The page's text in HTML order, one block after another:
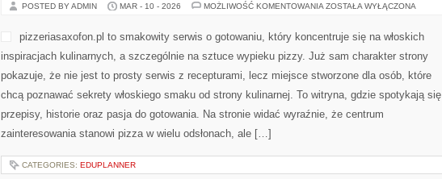
POSTED BY ADMIN MAR - 10 - 2026 MOŻLIWOŚĆ KOMENTOWANIA PIZZA
FILMIE
ZOSTAŁA WYŁĄCZONA
pizzeriasaxofon.pl to smakowity serwis o gotowaniu, który koncentruje się na włoskich
inspiracjach kulinarnych, a szczególnie na sztuce wypieku pizzy. Już sam charakter strony
pokazuje, że nie jest to prosty serwis z recepturami, lecz miejsce stworzone dla osób, które
chcą poznawać sekrety włoskiego smaku od strony kulinarnej. To witryna, gdzie spotykają się
przepisy, historie oraz pasja do gotowania. Na stronie widać wyraźnie, że centrum
zainteresowania stanowi pizza w wielu odsłonach, ale […]
CATEGORIES: EDUPLANNER